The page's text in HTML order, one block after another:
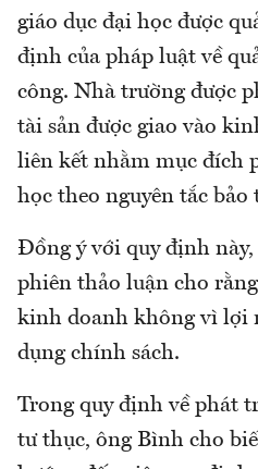
giáo dục đại học được
định của pháp luật về
công. Nhà trường được
tài sản được giao vào
liên kết nhằm mục đích
học theo nguyên tắc
Đồng ý với quy định
phiên thảo luận cho
kinh doanh không vì lợi
dụng chính sách.
Trong quy định về phát
tư thục, ông Bình cho